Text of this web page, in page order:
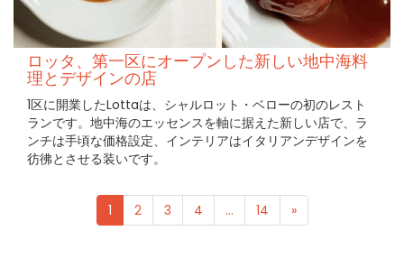
ロッタ、第一区にオープンした新しい地中海料
理とデザインの店
1区に開業したLottaは、シャルロット・ベローの初のレスト
ランです。地中海のエッセンスを軸に据えた新しい店で、ラ
ンチは手頃な価格設定、インテリアはイタリアンデザインを
彷彿とさせる装いです。
1 2 3 4 ... 14 »